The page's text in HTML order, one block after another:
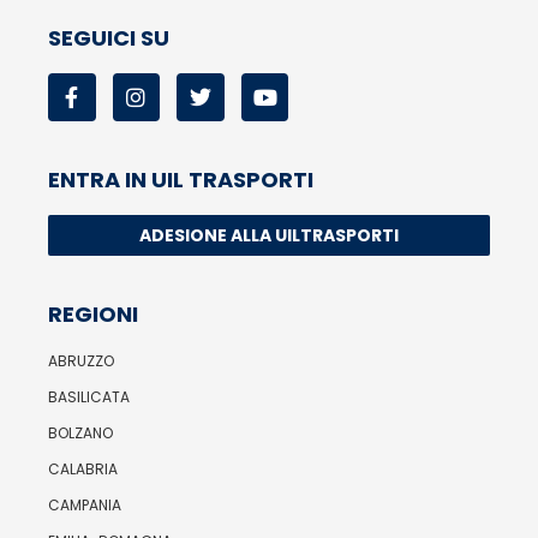
SEGUICI SU
ENTRA IN UIL TRASPORTI
ADESIONE ALLA UILTRASPORTI
REGIONI
ABRUZZO
BASILICATA
BOLZANO
CALABRIA
CAMPANIA